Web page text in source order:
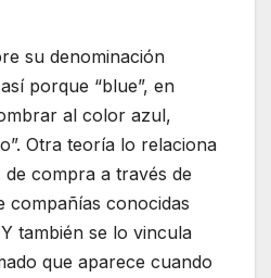
su denominación
porque “blue”, en
al color azul,
Otra teoría lo relaciona
compra a través de
compañías conocidas
también se lo vincula
que aparece cuando